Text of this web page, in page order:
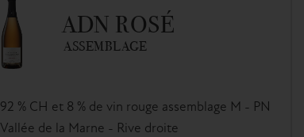
ADN ROSÉ
ASSEMBLAGE
92 % CH et 8 % de vin rouge assemblage M - PN
Vallée de la Marne - Rive droite